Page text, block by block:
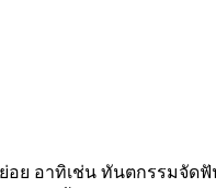
อย อาทิเช่น ทันตกรรมจัด